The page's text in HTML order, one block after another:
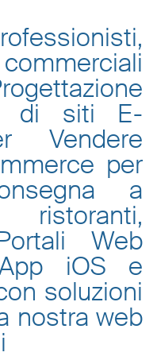
di siti E-
Vendere
per
a
Web
App iOS e
soluzioni
nostra web